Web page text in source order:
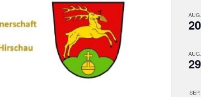
AUG.
20
AUG.
29
SEP.